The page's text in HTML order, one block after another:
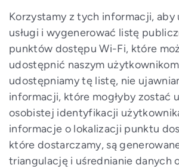
Korzystamy z tych informacji, aby
usługi i wygenerować listę
punktów dostępu Wi-Fi, które
udostępnić naszym
udostępniamy tę listę, nie
informacji, które mogłyby zostać
osobistej identyfikacji
informacje o lokalizacji punktu
które dostarczamy, są
triangulację i uśrednianie danych